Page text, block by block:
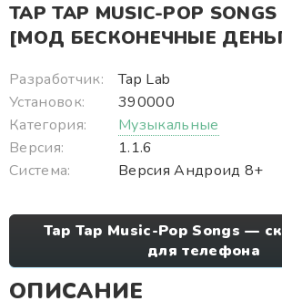
TAP TAP MUSIC-POP SONGS
[МОД БЕСКОНЕЧНЫЕ
Разработчик:
Tap Lab
Установок:
390000
Категория:
Музыкальные
Версия:
1.1.6
Система:
Версия Андроид 8+
Tap Tap Music-Pop Songs —
для телефона
ОПИСАНИЕ